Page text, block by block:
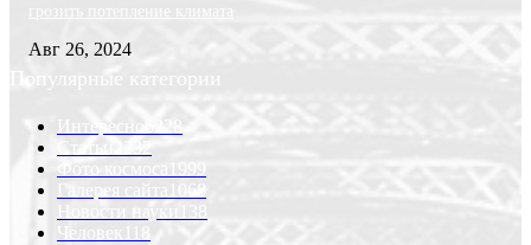
грозить потепление климата
Авг 26, 2024
Популярные категории
Интересно
Статьи
Фото космоса
1999
Галерея сайта 1068
Новости науки
Человек